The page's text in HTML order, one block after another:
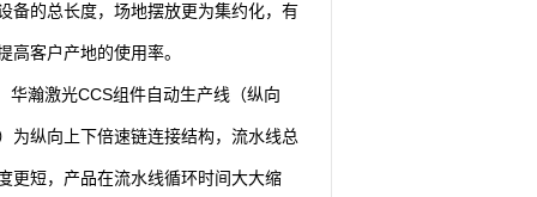
备的总长度，场地摆放更为集约化，有
高客户产地的使用率。
华瀚激光CCS组件自动生产线（纵向
为纵向上下倍速链连接结构，流水线总
更短，产品在流水线循环时间大大缩